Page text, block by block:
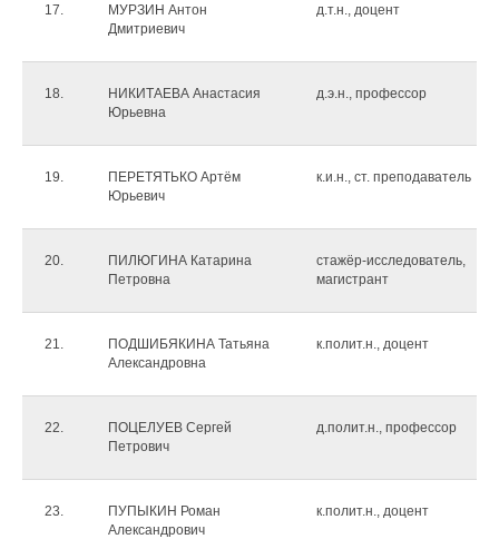
17.
МУРЗИН Антон
Дмитриевич
д.т.н., доцент
18.
НИКИТАЕВА Анастасия
Юрьевна
д.э.н., профессор
19.
ПЕРЕТЯТЬКО Артём
Юрьевич
к.и.н., ст. преподаватель
20.
ПИЛЮГИНА Катарина
Петровна
стажёр-исследователь,
магистрант
21.
ПОДШИБЯКИНА Татьяна
Александровна
к.полит.н., доцент
22.
ПОЦЕЛУЕВ Сергей
Петрович
д.полит.н., профессор
23.
ПУПЫКИН Роман
Александрович
к.полит.н., доцент